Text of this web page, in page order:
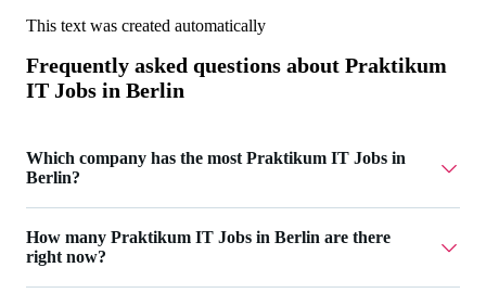
This text was created automatically
Frequently asked questions about Praktikum
IT Jobs in Berlin
Which company has the most Praktikum IT Jobs in
Berlin?
How many Praktikum IT Jobs in Berlin are there
right now?